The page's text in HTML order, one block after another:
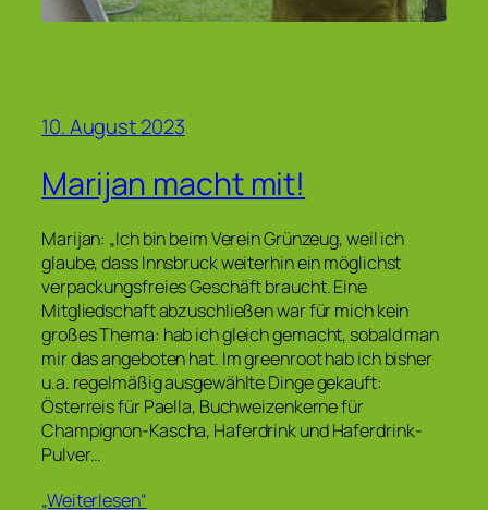
10. August 2023
Marijan macht mit!
Marijan: „Ich bin beim Verein Grünzeug, weil ich
glaube, dass Innsbruck weiterhin ein möglichst
verpackungsfreies Geschäft braucht. Eine
Mitgliedschaft abzuschließen war für mich kein
großes Thema: hab ich gleich gemacht, sobald man
mir das angeboten hat. Im greenroot hab ich bisher
u.a. regelmäßig ausgewählte Dinge gekauft:
Österreis für Paella, Buchweizenkerne für
Champignon-Kascha, Haferdrink und Haferdrink-
Pulver…
„Weiterlesen“